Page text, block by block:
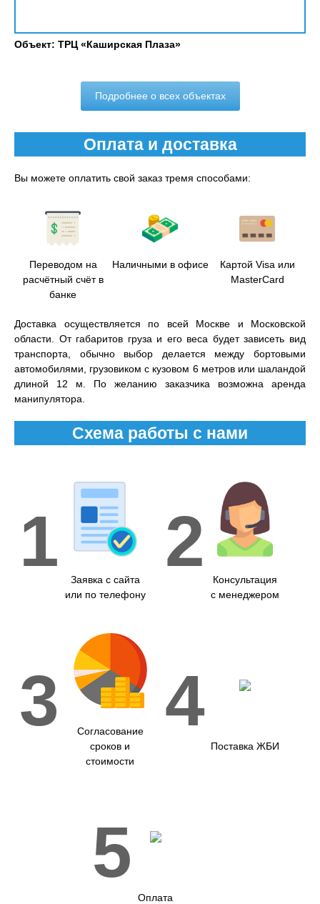
Объект: ТРЦ «Каширская Плаза»
Подробнее о всех объектах
Оплата и доставка
Вы можете оплатить свой заказ тремя способами:
Переводом на
расчётный счёт в
банке
Наличными в офисе
Картой Visa или
MasterCard
Доставка осуществляется по всей Москве и Московской
области. От габаритов груза и его веса будет зависеть вид
транспорта, обычно выбор делается между бортовыми
автомобилями, грузовиком с кузовом 6 метров или шаландой
длиной 12 м. По желанию заказчика возможна аренда
манипулятора.
Схема работы с нами
1
Заявка с сайта
или по телефону
2
Консультация
с менеджером
3
Согласование
сроков и
стоимости
4
Поставка ЖБИ
5
Оплата